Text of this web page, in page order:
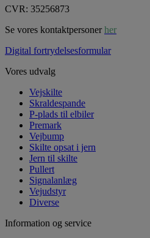
CVR: 35256873
Se vores kontaktpersoner her
Digital fortrydelsesformular
Vores udvalg
Vejskilte
Skraldespande
P-plads til elbiler
Premark
Vejbump
Skilte opsat i jern
Jern til skilte
Pullert
Signalanlæg
Vejudstyr
Diverse
Information og service